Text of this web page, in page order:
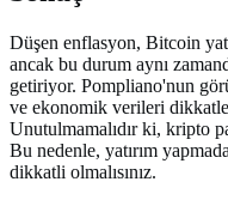
Düşen enflasyon, Bitcoin
ancak bu durum aynı
getiriyor. Pompliano'nun
ve ekonomik verileri
Unutulmamalıdır ki, kripto
Bu nedenle, yatırım
dikkatli olmalısınız.